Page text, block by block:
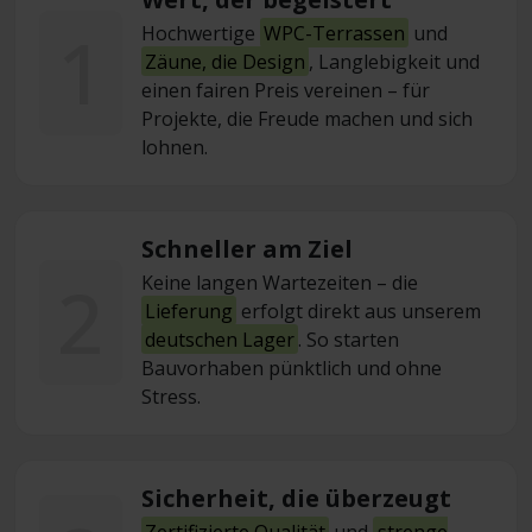
Hochwertige WPC-Terrassen und
Zäune, die Design , Langlebigkeit und
einen fairen Preis vereinen – für
Projekte, die Freude machen und sich
lohnen.
Schneller am Ziel
Keine langen Wartezeiten – die
Lieferung erfolgt direkt aus unserem
deutschen Lager. So starten
Bauvorhaben pünktlich und ohne
Stress.
Sicherheit, die überzeugt